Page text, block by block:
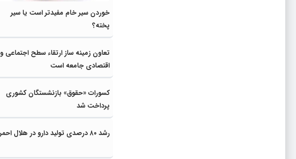
خوردن سیر خام مفیدتر است یا سیر
پخته؟
تعاون زمینه ساز ارتقاء سطح اجتماعی و
اقتصادی جامعه است
کسورات «حقوق» بازنشستگان کشوری
پرداخت شد
رشد ۸۰ درصدی تولید دارو در هلال احمر